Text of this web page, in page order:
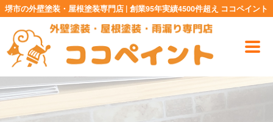
堺市の外壁塗装・屋根塗装専門店 | 創業95年実績4500件超え ココペイント